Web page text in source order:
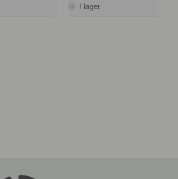
I lager